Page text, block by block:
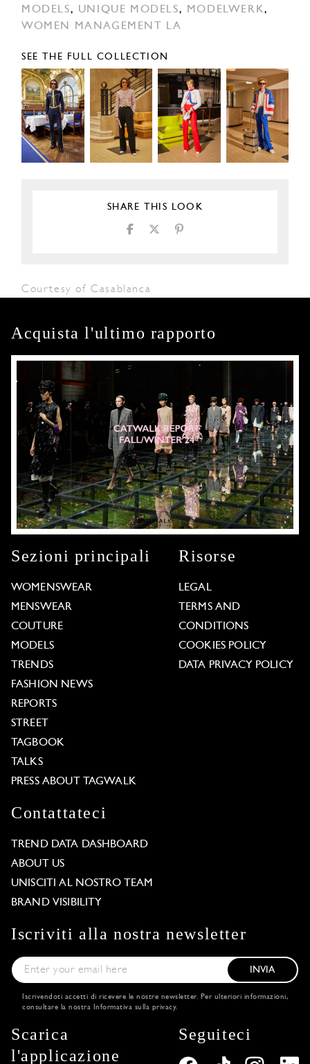
MODELS, UNIQUE MODELS, MODELWERK,
WOMEN MANAGEMENT LA
SEE THE FULL COLLECTION
SHARE THIS LOOK
Courtesy of Casablanca
Acquista l'ultimo rapporto
Sezioni principali
WOMENSWEAR
MENSWEAR
COUTURE
MODELS
TRENDS
FASHION NEWS
REPORTS
STREET
TAGBOOK
TALKS
PRESS ABOUT TAGWALK
Risorse
LEGAL
TERMS AND
CONDITIONS
COOKIES POLICY
DATA PRIVACY POLICY
Contattateci
TREND DATA DASHBOARD
ABOUT US
UNISCITI AL NOSTRO TEAM
BRAND VISIBILITY
Iscriviti alla nostra newsletter
INVIA
Iscrivendoti accetti di ricevere le nostre newsletter. Per ulteriori informazioni,
consultare la nostra Informativa sulla privacy.
Scarica
l'applicazione
Seguiteci